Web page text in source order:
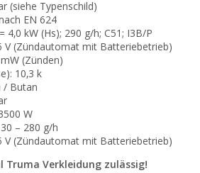
(siehe Typenschild)
EN 624
4,0 kW (Hs); 290 g/h; C51; I3B/P
V (Zündautomat mit Batteriebetrieb)
(Zünden)
10,3 k
/ Butan
W
– 280 g/h
V (Zündautomat mit Batteriebetrieb)
Verkleidung zulässig!